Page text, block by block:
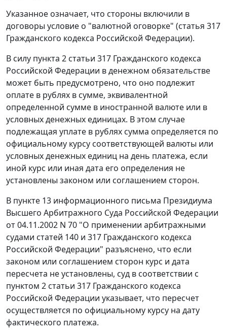
Указанное означает, что стороны включили в
договоры условие о "валютной оговорке" (статья 317
Гражданского кодекса Российской Федерации).
В силу пункта 2 статьи 317 Гражданского кодекса
Российской Федерации в денежном обязательстве
может быть предусмотрено, что оно подлежит
оплате в рублях в сумме, эквивалентной
определенной сумме в иностранной валюте или в
условных денежных единицах. В этом случае
подлежащая уплате в рублях сумма определяется по
официальному курсу соответствующей валюты или
условных денежных единиц на день платежа, если
иной курс или иная дата его определения не
установлены законом или соглашением сторон.
В пункте 13 информационного письма Президиума
Высшего Арбитражного Суда Российской Федерации
от 04.11.2002 N 70 "О применении арбитражными
судами статей 140 и 317 Гражданского кодекса
Российской Федерации" разъяснено, что если
законом или соглашением сторон курс и дата
пересчета не установлены, суд в соответствии с
пунктом 2 статьи 317 Гражданского кодекса
Российской Федерации указывает, что пересчет
осуществляется по официальному курсу на дату
фактического платежа.